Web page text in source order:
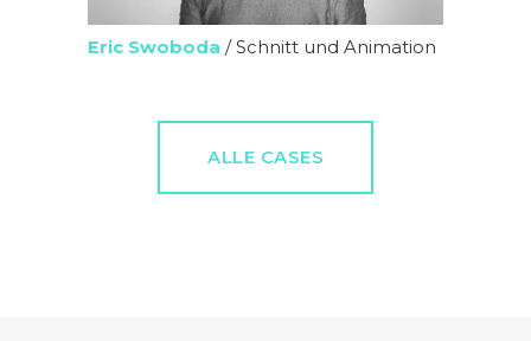
Eric Swoboda / Schnitt und Animation
ALLE CASES